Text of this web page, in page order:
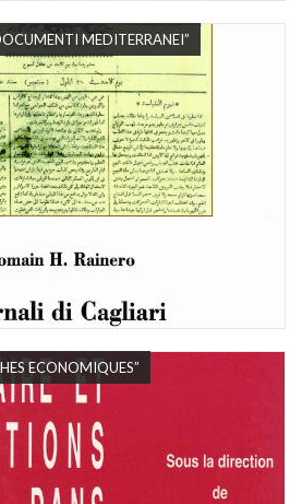
MEDITERRANEI”
ECONOMIQUES”